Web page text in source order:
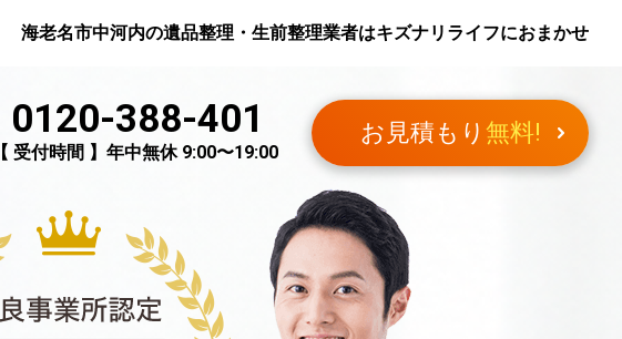
海老名市中河内の遺品整理・生前整理業者はキズナリライフにおまかせ
0120-388-401
【 受付時間 】年中無休 9:00〜19:00
お見積もり 無料!